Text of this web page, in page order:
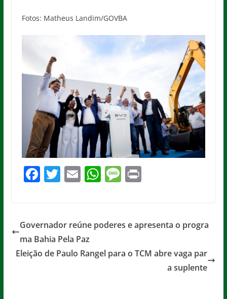
Fotos: Matheus Landim/GOVBA
F
e
b
o
T
er
E
l
W
s
p
M
a
e
Pr
Governador reúne poderes e apresenta o progra
ma Bahia Pela Paz
Eleição de Paulo Rangel para o TCM abre vaga par
a suplente